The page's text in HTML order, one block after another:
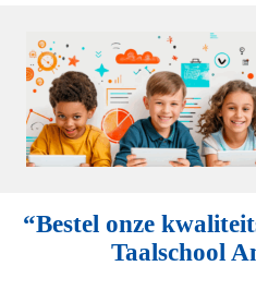
“Bestel onze
Taalschool